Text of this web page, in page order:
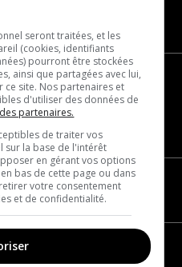
seront traitées, et les
(cookies, identifiants
pourront être stockées
ainsi que partagées avec lui,
ce site. Nos partenaires et
d'utiliser des données de
partenaires.
de traiter vos
sur la base de l'intérêt
en gérant vos options
bas de cette page ou dans
votre consentement
et de confidentialité.